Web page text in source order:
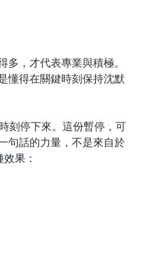
，才代表專業與積極。
懂得在關鍵時刻保持沈默
刻停下來。這份暫停，可
句話的力量，不是來自於
果：